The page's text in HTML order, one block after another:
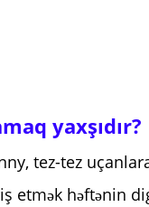
yaxşıdır?
tez-tez
etmək həftənin